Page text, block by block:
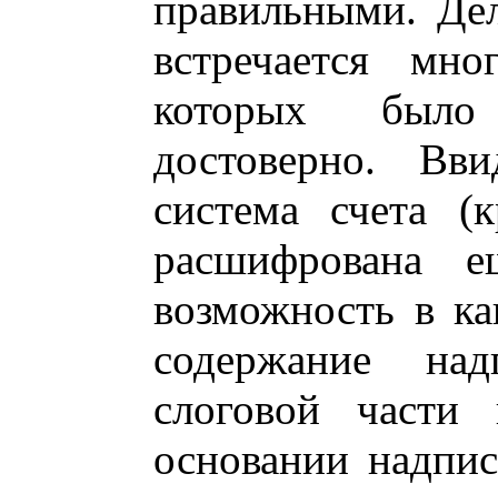
встречается
которых было
достоверно.
система счета
расшифрована
возможность в
содержание
слоговой
основании